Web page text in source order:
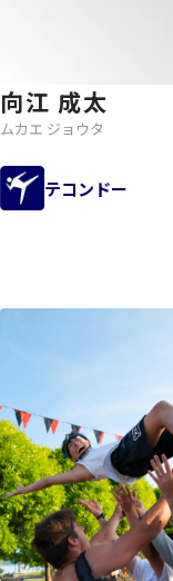
向江 成太
ムカエ ジョウタ
テコンドー